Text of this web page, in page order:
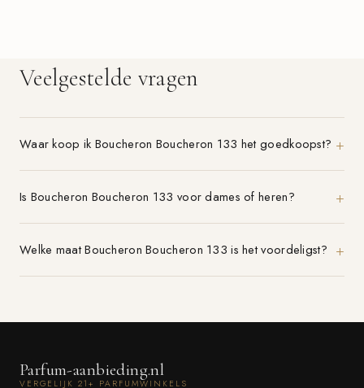
Veelgestelde vragen
Waar koop ik Boucheron Boucheron 133 het goedkoopst?
Is Boucheron Boucheron 133 voor dames of heren?
Welke maat Boucheron Boucheron 133 is het voordeligst?
Parfum-aanbieding.nl
VERGELIJK 21+ PARFUMWINKELS